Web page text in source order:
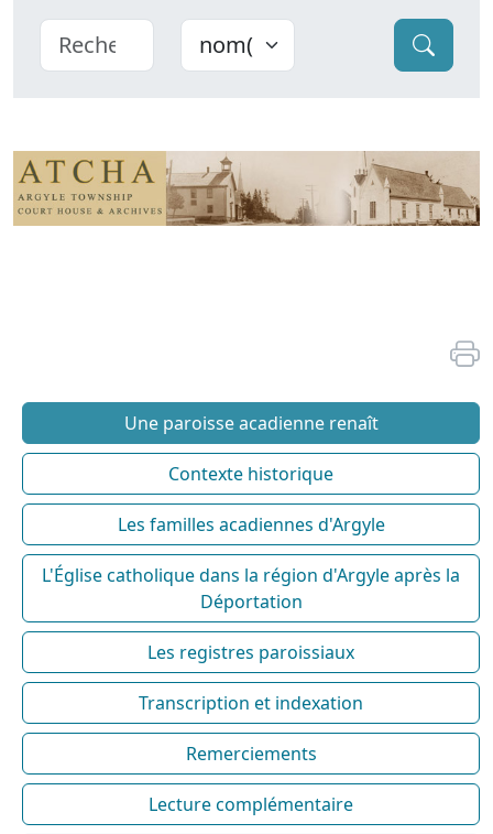
Une paroisse acadienne renaît
Contexte historique
Les familles acadiennes d'Argyle
L'Église catholique dans la région d'Argyle après la
Déportation
Les registres paroissiaux
Transcription et indexation
Remerciements
Lecture complémentaire